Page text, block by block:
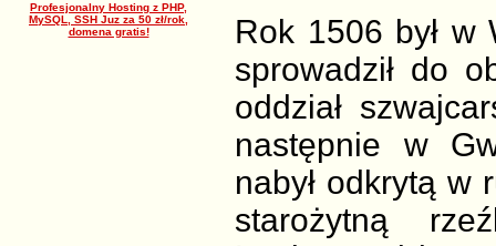
Profesjonalny Hosting z PHP,
MySQL, SSH Juz za 50 zł/rok,
domena gratis!
Rok 1506 był w
sprowadził do
oddział
następnie w
nabył odkrytą w
starożytną